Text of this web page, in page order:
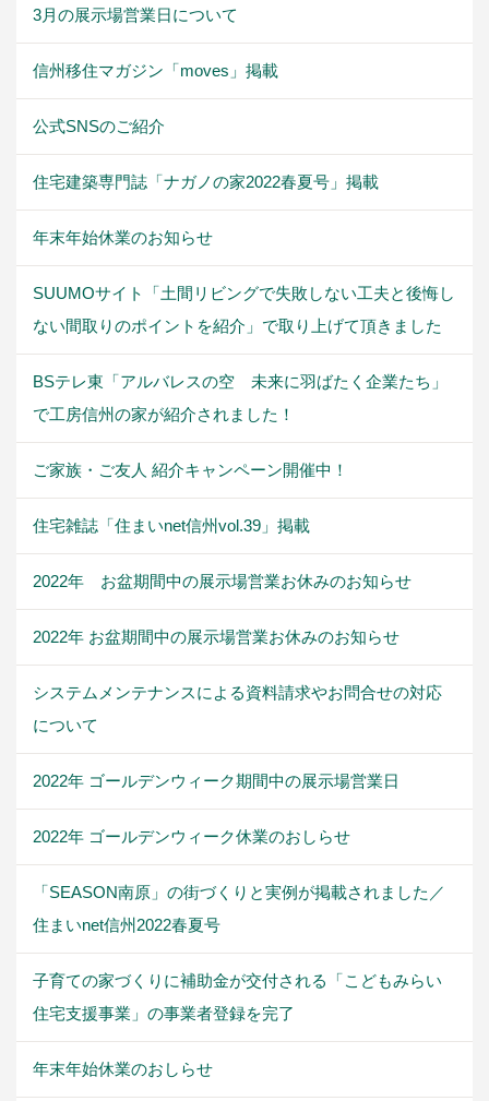
3月の展示場営業日について
信州移住マガジン「moves」掲載
公式SNSのご紹介
住宅建築専門誌「ナガノの家2022春夏号」掲載
年末年始休業のお知らせ
SUUMOサイト「土間リビングで失敗しない工夫と後悔し
ない間取りのポイントを紹介」で取り上げて頂きました
BSテレ東「アルバレスの空 未来に羽ばたく企業たち」
で工房信州の家が紹介されました！
ご家族・ご友人 紹介キャンペーン開催中！
住宅雑誌「住まいnet信州vol.39」掲載
2022年 お盆期間中の展示場営業お休みのお知らせ
2022年 お盆期間中の展示場営業お休みのお知らせ
システムメンテナンスによる資料請求やお問合せの対応
について
2022年 ゴールデンウィーク期間中の展示場営業日
2022年 ゴールデンウィーク休業のおしらせ
「SEASON南原」の街づくりと実例が掲載されました／
住まいnet信州2022春夏号
子育ての家づくりに補助金が交付される「こどもみらい
住宅支援事業」の事業者登録を完了
年末年始休業のおしらせ